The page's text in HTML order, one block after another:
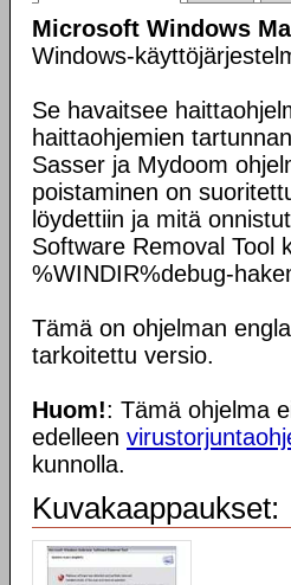
Microsoft Windows
Windows-
Se havaitsee
haittaohjemien
Sasser ja Mydoom
poistaminen on
löydettiin ja mitä
Software Removal Tool
%WINDIR%debug-
Tämä on ohjelman
tarkoitettu versio.
Huom!: Tämä ohjelma
edelleen
kunnolla.
Kuvakaappaukset: